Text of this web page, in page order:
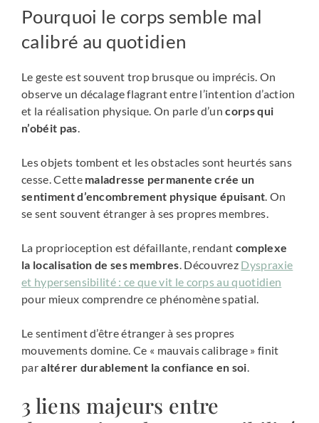
Pourquoi le corps semble mal
calibré au quotidien
Le geste est souvent trop brusque ou imprécis. On
observe un décalage flagrant entre l’intention d’action
et la réalisation physique. On parle d’uncorps qui
n’obéit pas.
Les objets tombent et les obstacles sont heurtés sans
cesse. Cette maladresse permanente crée un
sentiment d’encombrement physique épuisant. On
se sent souvent étranger à ses propres membres.
La proprioception est défaillante, rendant complexe
la localisation de ses membres. Découvrez Dyspraxie
et hypersensibilité : ce que vit le corps au quotidien
pour mieux comprendre ce phénomène spatial.
Le sentiment d’être étranger à ses propres
mouvements domine. Ce « mauvais calibrage » finit
paraltérer durablement la confiance en soi.
3 liens majeurs entre